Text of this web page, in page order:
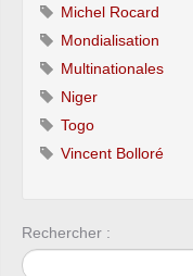
Michel Rocard
Mondialisation
Multinationales
Niger
Togo
Vincent Bolloré
Rechercher :